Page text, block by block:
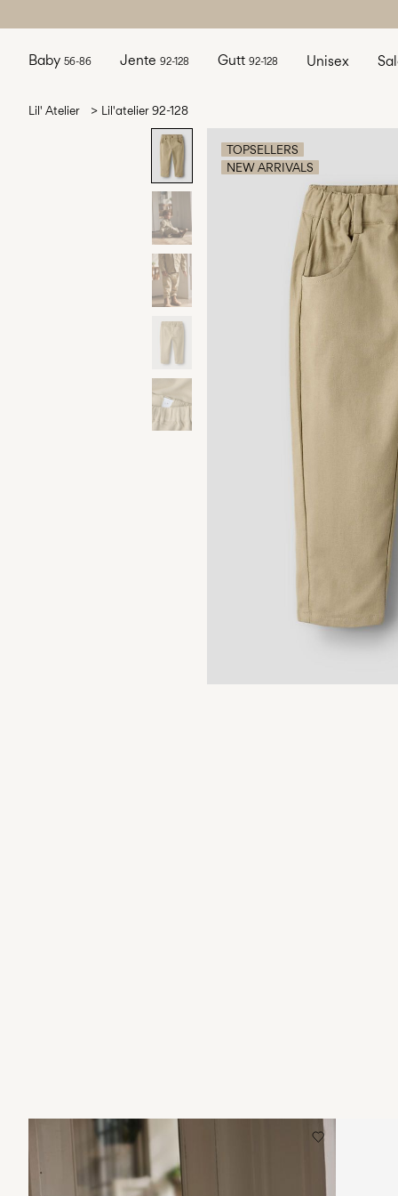
Baby 56-86 Jente 92-128 Gutt 92-128 Unisex
Lil' Atelier Lil'atelier 92-128
TOPSELLERS
NEW ARRIVALS